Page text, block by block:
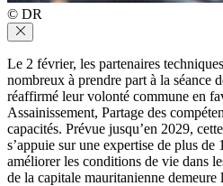
© DR
Le 2 février, les partenaires
nombreux à prendre part à la séance
réaffirmé leur volonté commune en
Assainissement, Partage des
capacités. Prévue jusqu’en 2029,
s’appuie sur une expertise de plus
améliorer les conditions de vie dans
de la capitale mauritanienne